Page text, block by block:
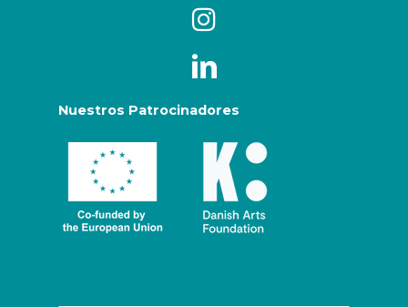
ASSITEJ Romania
ASSITEJ Russia
Nuestros Patrocinadores